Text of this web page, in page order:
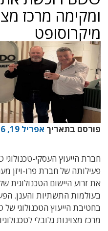
ומקימה מרכז
מיקרוסופט
פורסם בתאריך אפריל 19, 2026
פעילותה של חברת פרו-ויזן
את זרוע היישום הטכנולוגית
בעולמות התשתיות והענן.
מרכז מצוינות גלובלי